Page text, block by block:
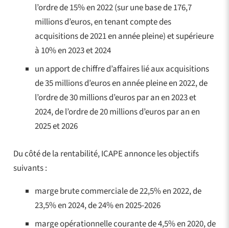
l’ordre de 15% en 2022 (sur une base de 176,7
millions d’euros, en tenant compte des
acquisitions de 2021 en année pleine) et supérieure
à 10% en 2023 et 2024
un apport de chiffre d’affaires lié aux acquisitions
de 35 millions d’euros en année pleine en 2022, de
l’ordre de 30 millions d’euros par an en 2023 et
2024, de l’ordre de 20 millions d’euros par an en
2025 et 2026
Du côté de la rentabilité, ICAPE annonce les objectifs
suivants :
marge brute commerciale de 22,5% en 2022, de
23,5% en 2024, de 24% en 2025-2026
marge opérationnelle courante de 4,5% en 2020, de